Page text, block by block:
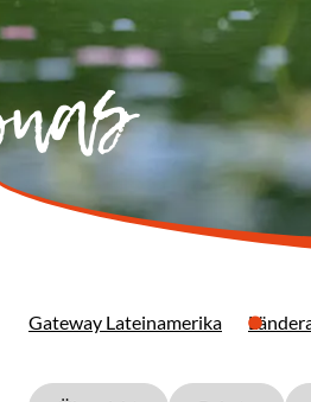
Gateway Lateinamerika